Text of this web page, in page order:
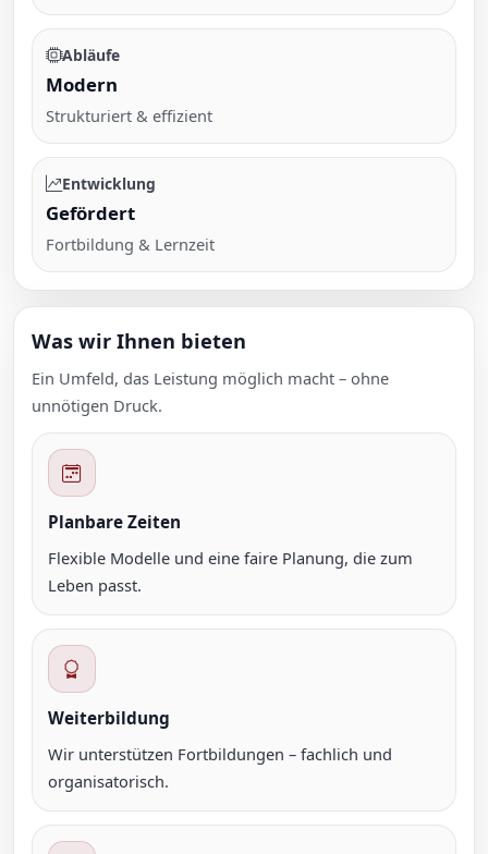
Abläufe
Modern
Strukturiert & effizient
Entwicklung
Gefördert
Fortbildung & Lernzeit
Was wir Ihnen bieten
Ein Umfeld, das Leistung möglich macht – ohne
unnötigen Druck.
Planbare Zeiten
Flexible Modelle und eine faire Planung, die zum
Leben passt.
Weiterbildung
Wir unterstützen Fortbildungen – fachlich und
organisatorisch.